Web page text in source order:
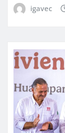
igavec